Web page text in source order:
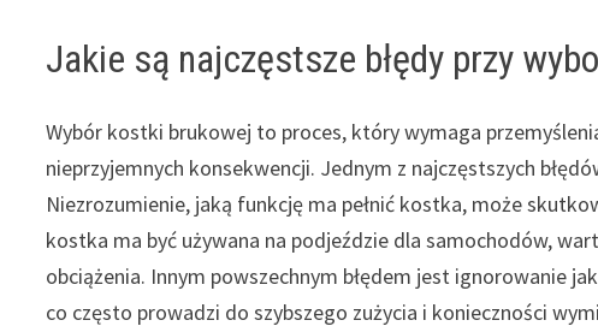
Jakie są najczęstsze błędy przy
Wybór kostki brukowej to proces, który wymaga
nieprzyjemnych konsekwencji. Jednym z najczęstszych
Niezrozumienie, jaką funkcję ma pełnić kostka, może
kostka ma być używana na podjeździe dla samochodów,
obciążenia. Innym powszechnym błędem jest ignorowanie
co często prowadzi do szybszego zużycia i konieczności